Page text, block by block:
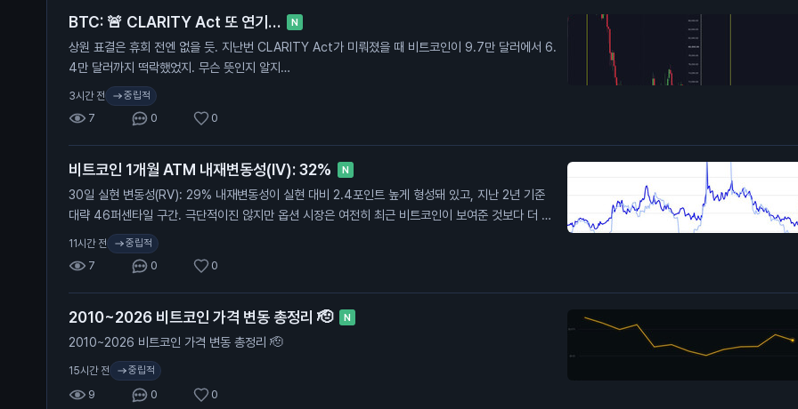
BTC: 🚨 CLARITY Act 또 연기… N
상원 표결은 휴회 전엔 없을 듯. 지난번 CLARITY Act가 미뤄졌을 때 비트코인이 9.7만 달러에서 6.
4만 달러까지 떡락했었지. 무슨 뜻인지 알지…
3시간 전 중립적
7 0 0
비트코인 1개월 ATM 내재변동성(IV): 32% N
30일 실현 변동성(RV): 29% 내재변동성이 실현 대비 2.4포인트 높게 형성돼 있고, 지난 2년 기준
대략 46퍼센타일 구간. 극단적이진 않지만 옵션 시장은 여전히 최근 비트코인이 보여준 것보다 더 큰
움직임을 프라이싱 중. 여기서 실현 변동성이 따라 올라갈까, 아니면 내재 변동성이 계속 눌릴까?
11시간 전 중립적
7 0 0
2010~2026 비트코인 가격 변동 총정리 🫡 N
2010~2026 비트코인 가격 변동 총정리 🫡
15시간 전 중립적
9 0 0